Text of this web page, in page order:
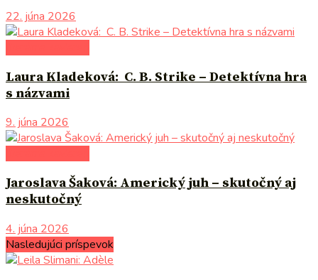
22. júna 2026
Laura Kladeková: C. B. Strike – Detektívna hra
s názvami
9. júna 2026
Jaroslava Šaková: Americký juh – skutočný aj
neskutočný
4. júna 2026
Nasledujúci príspevok